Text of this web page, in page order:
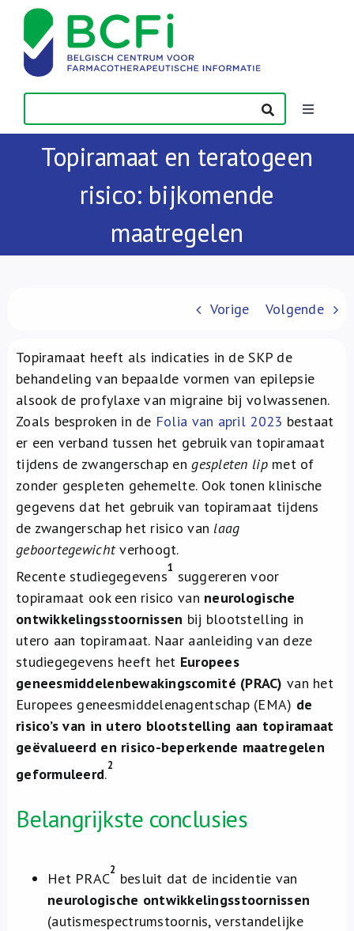
content
Toggle
Nieuws
Vorming
Over ons
Topiramaat en teratogeen
risico: bijkomende
maatregelen
Vorige Volgende
Topiramaat heeft als indicaties in de SKP de
behandeling van bepaalde vormen van epilepsie
alsook de profylaxe van migraine bij volwassenen.
Zoals besproken in de Folia van april 2023 bestaat
er een verband tussen het gebruik van topiramaat
tijdens de zwangerschap engespleten lipmet of
zonder gespleten gehemelte. Ook tonen klinische
gegevens dat het gebruik van topiramaat tijdens
de zwangerschap het risico van laag
geboortegewichtverhoogt.
Recente studiegegevens1 suggereren voor
topiramaat ook een risico van neurologische
ontwikkelingsstoornissen bij blootstelling in
utero aan topiramaat. Naar aanleiding van deze
studiegegevens heeft het Europees
geneesmiddelenbewakingscomité (PRAC) van het
Europees geneesmiddelenagentschap (EMA) de
risico’s van in utero blootstelling aan topiramaat
geëvalueerd en risico-beperkende maatregelen
geformuleerd.2
Belangrijkste conclusies
Het PRAC2 besluit dat de incidentie van
neurologische ontwikkelingsstoornissen
(autismespectrumstoornis, verstandelijke